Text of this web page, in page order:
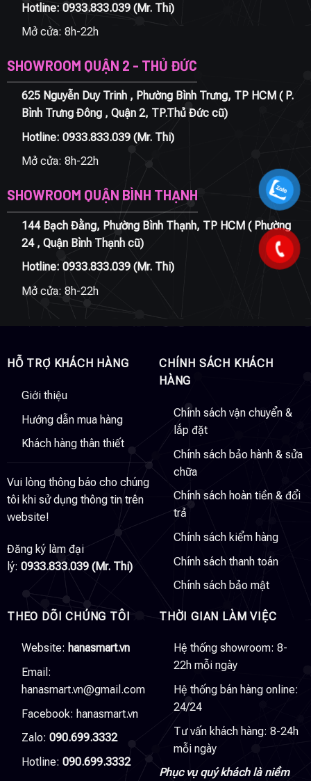
Hotline: 0933.833.039(Mr. Thi)
Mở cửa: 8h-22h
SHOWROOM QUẬN 2 - THỦ ĐỨC
625 Nguyễn Duy Trinh , Phường Bình Trưng, TP HCM ( P.
Bình Trưng Đông , Quận 2, TP.Thủ Đức cũ)
Hotline: 0933.833.039(Mr. Thi)
Mở cửa: 8h-22h
SHOWROOM QUẬN BÌNH THẠNH
144 Bạch Đằng, Phường Bình Thạnh, TP HCM ( Phường
24 , Quận Bình Thạnh cũ)
Hotline: 0933.833.039(Mr. Thi)
Mở cửa: 8h-22h
HỖ TRỢ KHÁCH HÀNG
Giới thiệu
Hướng dẫn mua hàng
Khách hàng thân thiết
Vui lòng thông báo cho chúng
tôi khi sử dụng thông tin trên
website!
Đăng ký làm đại
lý: 0933.833.039 (Mr. Thi)
CHÍNH SÁCH KHÁCH
HÀNG
Chính sách vận chuyển &
lắp đặt
Chính sách bảo hành & sửa
chữa
Chính sách hoàn tiền & đổi
trả
Chính sách kiểm hàng
Chính sách thanh toán
Chính sách bảo mật
THEO DÕI CHÚNG TÔI
Website: hanasmart.vn
Email:
hanasmart.vn@gmail.com
Facebook: hanasmart.vn
Zalo: 090.699.3332
Hotline: 090.699.3332
THỜI GIAN LÀM VIỆC
Hệ thống showroom: 8-
22h mỗi ngày
Hệ thống bán hàng online:
24/24
Tư vấn khách hàng: 8-24h
mỗi ngày
Phục vụ quý khách là niềm